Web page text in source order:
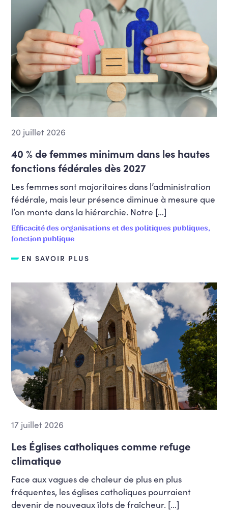
20 juillet 2026
40 % de femmes minimum dans les hautes
fonctions fédérales dès 2027
Les femmes sont majoritaires dans l’administration
fédérale, mais leur présence diminue à mesure que
l’on monte dans la hiérarchie. Notre […]
Efficacité des organisations et des politiques publiques,
fonction publique
EN SAVOIR PLUS
17 juillet 2026
Les Églises catholiques comme refuge
climatique
Face aux vagues de chaleur de plus en plus
fréquentes, les églises catholiques pourraient
devenir de nouveaux îlots de fraîcheur. […]